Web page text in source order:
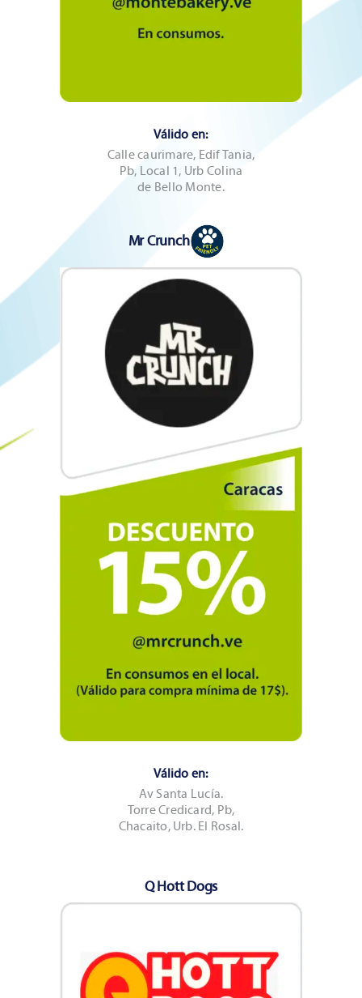
Válido en:
Calle caurimare, Edif Tania,
Pb, Local 1, Urb Colina
de Bello Monte.
Mr Crunch
Válido en:
Av Santa Lucía.
Torre Credicard, Pb,
Chacaito, Urb. El Rosal.
Q Hott Dogs